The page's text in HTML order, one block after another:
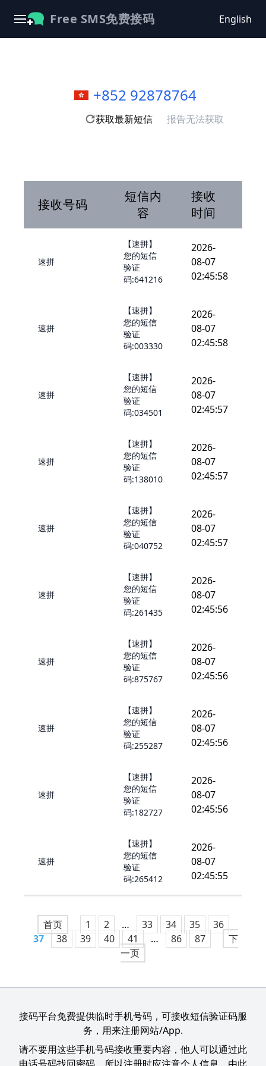
Free SMS免费接码 English
+852 92878764
获取最新短信 报告无法获取
接收号码
短信内
容
接收
时间
速拼
【速拼】
您的短信
验证
码:641216
2026-
08-07
02:45:58
速拼
【速拼】
您的短信
验证
码:003330
2026-
08-07
02:45:58
速拼
【速拼】
您的短信
验证
码:034501
2026-
08-07
02:45:57
速拼
【速拼】
您的短信
验证
码:138010
2026-
08-07
02:45:57
速拼
【速拼】
您的短信
验证
码:040752
2026-
08-07
02:45:57
速拼
【速拼】
您的短信
验证
码:261435
2026-
08-07
02:45:56
速拼
【速拼】
您的短信
验证
码:875767
2026-
08-07
02:45:56
速拼
【速拼】
您的短信
验证
码:255287
2026-
08-07
02:45:56
速拼
【速拼】
您的短信
验证
码:182727
2026-
08-07
02:45:56
速拼
【速拼】
您的短信
验证
码:265412
2026-
08-07
02:45:55
首页 1 2 … 33 34 35
36
37
38 39 40 41 … 86 87
下
一页
接码平台免费提供临时手机号码，可接收短信验证码服
务，用来注册网站/App.
请不要用这些手机号码接收重要内容，他人可以通过此
电话号码找回密码，所以注册时应注意个人信息，由此